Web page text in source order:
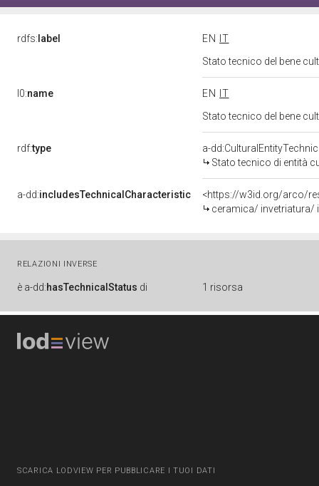
rdfs: label EN
IT
Stato tecnico del bene
l0:name EN
IT
Stato tecnico del bene
rdf:type
a-
Stato tecnico di entità
a-dd:includesTechnicalCharacteristic
<https://w3id.org/arco/
ceramica/
RELAZIONI INVERSE
è a-dd:hasTechnicalStatus di 1 risorsa
SCARICA LODVIEW PER PUBBLICARE I TUOI DATI